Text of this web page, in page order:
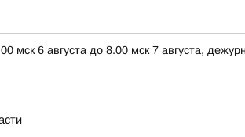
6 августа до 8.00 мск 7 августа,